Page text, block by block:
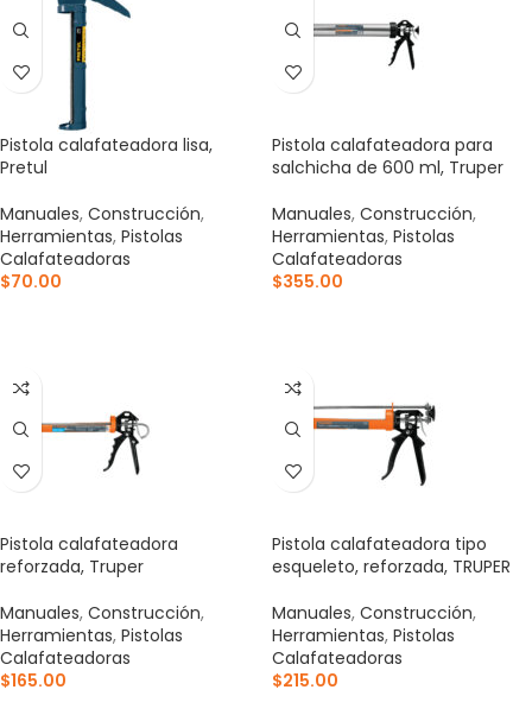
Pistola calafateadora lisa,
Pretul
Manuales, Construcción,
Herramientas, Pistolas
Calafateadoras
$70.00
Pistola calafateadora para
salchicha de 600 ml, Truper
Manuales, Construcción,
Herramientas, Pistolas
Calafateadoras
$355.00
Pistola calafateadora
reforzada, Truper
Manuales, Construcción,
Herramientas, Pistolas
Calafateadoras
$165.00
Pistola calafateadora tipo
esqueleto, reforzada, TRUPER
Manuales, Construcción,
Herramientas, Pistolas
Calafateadoras
$215.00